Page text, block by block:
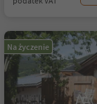
Na życzenie